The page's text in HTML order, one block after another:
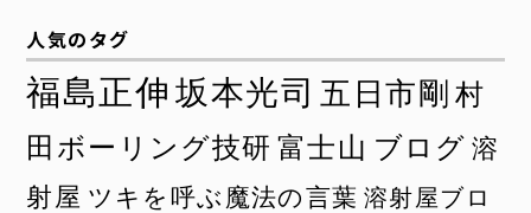
人気のタグ
福島正伸 坂本光司 五日市剛 村
田ボーリング技研 富士山 ブログ 溶
射屋 ツキを呼ぶ魔法の言葉 溶射屋ブロ